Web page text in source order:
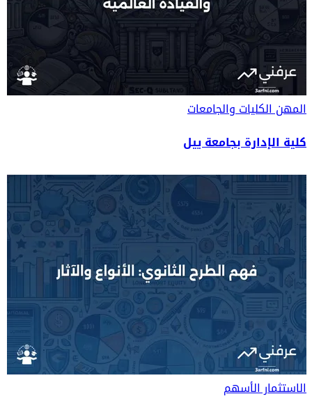
المهنالكليات والجامعات
كلية الإدارة بجامعة ييل
الاستثمارالأسهم